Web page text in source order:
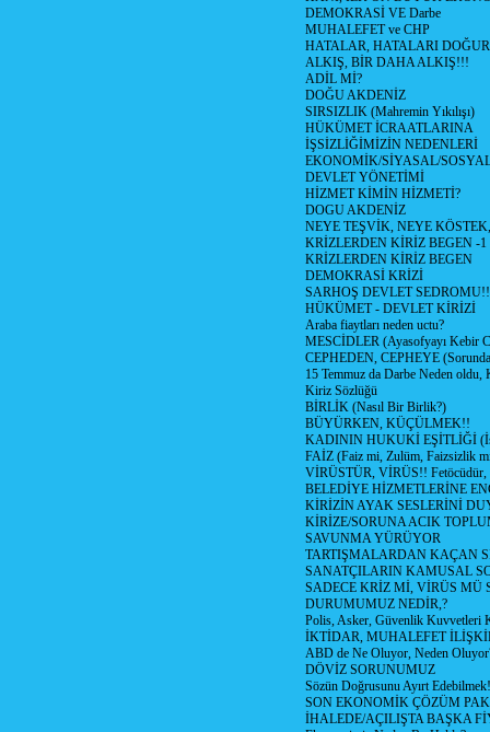
DEMOKRASİ VE Darbe
MUHALEFET ve CHP
HATALAR, HATALARI
ALKIŞ, BİR DAHA ALKIŞ!!!
ADİL Mİ?
DOĞU AKDENİZ
SIRSIZLIK (Mahremin Yıkılışı)
HÜKÜMET İCRAATLARINA
İŞSİZLİĞİMİZİN NEDENLERİ
EKONOMİK/SİYASAL/
DEVLET YÖNETİMİ
HİZMET KİMİN HİZMETİ?
DOGU AKDENİZ
NEYE TEŞVİK, NEYE
KRİZLERDEN KİRİZ BEGEN -1
KRİZLERDEN KİRİZ BEGEN
DEMOKRASİ KRİZİ
SARHOŞ DEVLET SEDROMU!!
HÜKÜMET - DEVLET KİRİZİ
Araba fiaytları neden uctu?
MESCİDLER (Ayasofyayı Kebir
CEPHEDEN, CEPHEYE
15 Temmuz da Darbe Neden oldu,
Kiriz Sözlüğü
BİRLİK (Nasıl Bir Birlik?)
BÜYÜRKEN, KÜÇÜLMEK!!
KADININ HUKUKİ EŞİTLİĞİ
FAİZ (Faiz mi, Zulüm, Faizsizlik
VİRÜSTÜR, VİRÜS!! Fetöcüdür,
BELEDİYE HİZMETLERİNE
KİRİZİN AYAK SESLERİNİ
KİRİZE/SORUNA ACIK
SAVUNMA YÜRÜYOR
TARTIŞMALARDAN KAÇAN
SANATÇILARIN KAMUSAL
SADECE KRİZ Mİ, VİRÜS MÜ
DURUMUMUZ NEDİR,?
Polis, Asker, Güvenlik Kuvvetleri
İKTİDAR, MUHALEFET
ABD de Ne Oluyor, Neden
DÖVİZ SORUNUMUZ
Sözün Doğrusunu Ayırt Edebilmek!
SON EKONOMİK ÇÖZÜM
İHALEDE/AÇILIŞTA BAŞKA